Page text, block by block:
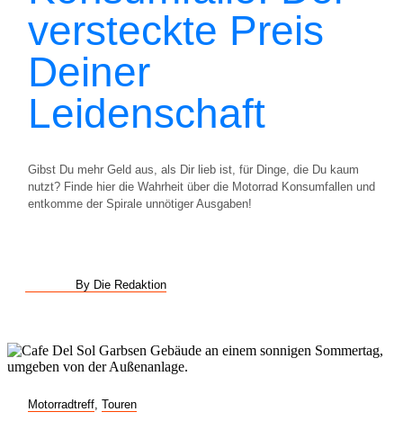
versteckte Preis
Deiner
Leidenschaft
Gibst Du mehr Geld aus, als Dir lieb ist, für Dinge, die Du kaum
nutzt? Finde hier die Wahrheit über die Motorrad Konsumfallen und
entkomme der Spirale unnötiger Ausgaben!
By Die Redaktion
Motorradtreff Touren